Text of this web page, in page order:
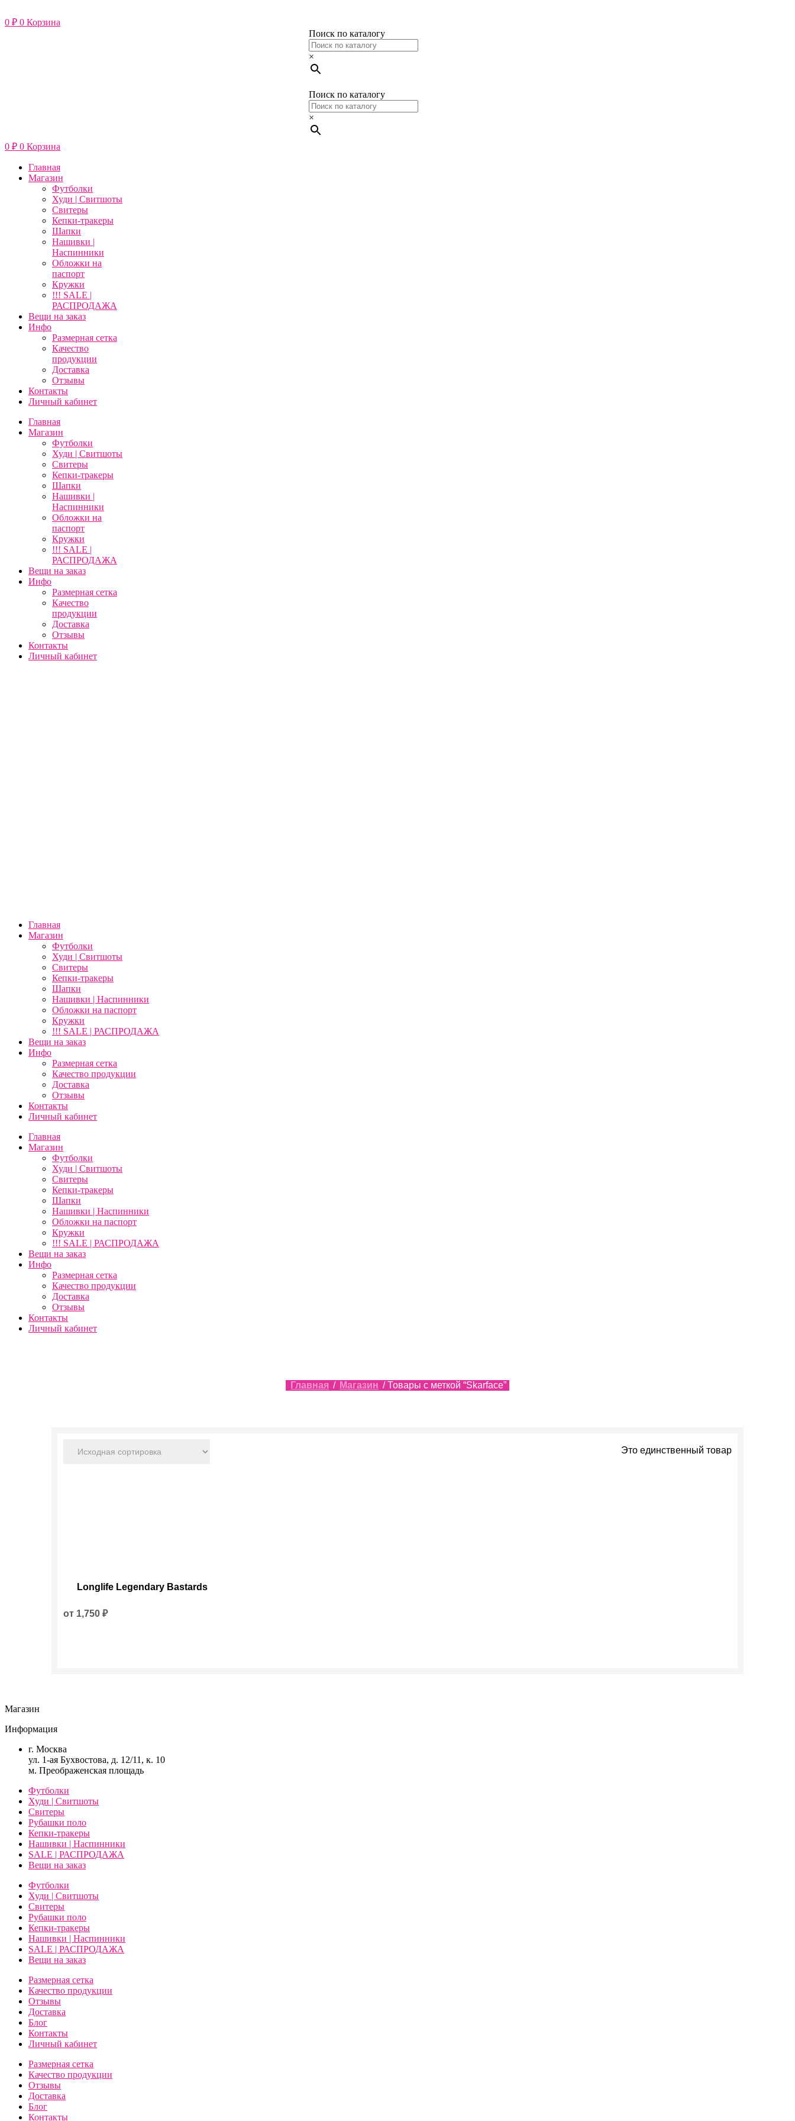
к
содержимому
0 ₽ 0 Корзина
Поиск по каталогу
×
Поиск по каталогу
×
0 ₽ 0 Корзина
Главная
Магазин
Футболки
Худи | Свитшоты
Свитеры
Кепки-тракеры
Шапки
Нашивки |
Наспинники
Обложки на
паспорт
Кружки
!!! SALE |
РАСПРОДАЖА
Вещи на заказ
Инфо
Размерная сетка
Качество
продукции
Доставка
Отзывы
Контакты
Личный кабинет
Главная
Магазин
Футболки
Худи | Свитшоты
Свитеры
Кепки-тракеры
Шапки
Нашивки |
Наспинники
Обложки на
паспорт
Кружки
!!! SALE |
РАСПРОДАЖА
Вещи на заказ
Инфо
Размерная сетка
Качество
продукции
Доставка
Отзывы
Контакты
Личный кабинет
Главная
Магазин
Футболки
Худи | Свитшоты
Свитеры
Кепки-тракеры
Шапки
Нашивки | Наспинники
Обложки на паспорт
Кружки
!!! SALE | РАСПРОДАЖА
Вещи на заказ
Инфо
Размерная сетка
Качество продукции
Доставка
Отзывы
Контакты
Личный кабинет
Главная
Магазин
Футболки
Худи | Свитшоты
Свитеры
Кепки-тракеры
Шапки
Нашивки | Наспинники
Обложки на паспорт
Кружки
!!! SALE | РАСПРОДАЖА
Вещи на заказ
Инфо
Размерная сетка
Качество продукции
Доставка
Отзывы
Контакты
Личный кабинет
Главная / Магазин / Товары с меткой “Skarface”
Это единственный товар
Этот
товар
несколько
Longlife Legendary Bastards
от 1,750 ₽
Магазин
Информация
г. Москва
ул. 1-ая Бухвостова, д. 12/11, к. 10
м. Преображенская площадь
Футболки
Худи | Свитшоты
Свитеры
Рубашки поло
Кепки-тракеры
Нашивки | Наспинники
SALE | РАСПРОДАЖА
Вещи на заказ
Футболки
Худи | Свитшоты
Свитеры
Рубашки поло
Кепки-тракеры
Нашивки | Наспинники
SALE | РАСПРОДАЖА
Вещи на заказ
Размерная сетка
Качество продукции
Отзывы
Доставка
Блог
Контакты
Личный кабинет
Размерная сетка
Качество продукции
Отзывы
Доставка
Блог
Контакты